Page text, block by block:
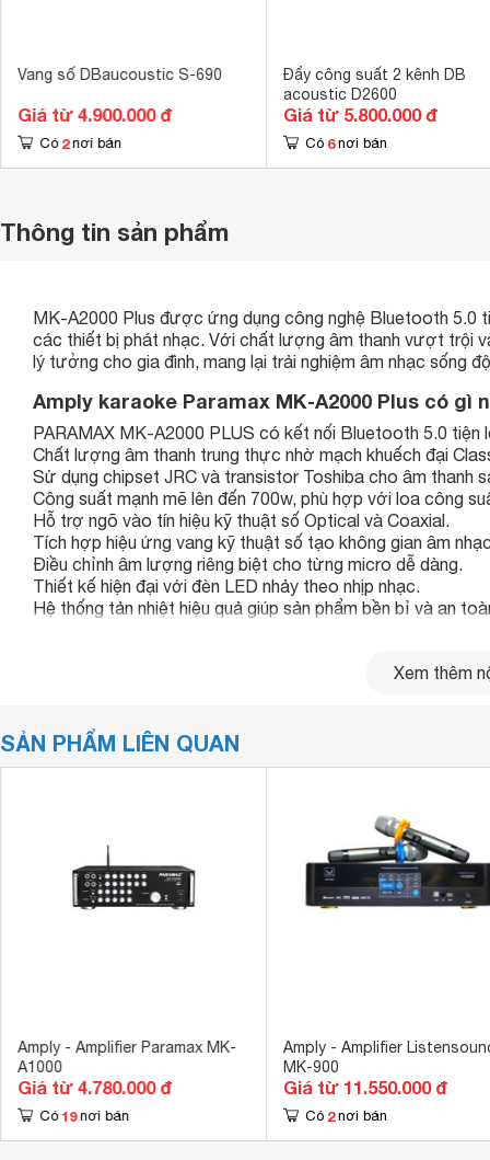
Vang số DBaucoustic S-690
Giá từ 4.900.000 đ
Có 2 nơi bán
Đẩy công suất 2 kênh DB
acoustic D2600
Giá từ 5.800.000 đ
Có 6 nơi bán
Thông tin sản phẩm
MK-A2000 Plus được ứng dụng công nghệ Bluetooth 5.0
các thiết bị phát nhạc. Với chất lượng âm thanh vượt trội
lý tưởng cho gia đình, mang lại trải nghiệm âm nhạc sống
Amply karaoke Paramax MK-A2000 Plus có gì
PARAMAX MK-A2000 PLUS có kết nối Bluetooth 5.0 tiện
Chất lượng âm thanh trung thực nhờ mạch khuếch đại
Sử dụng chipset JRC và transistor Toshiba cho âm thanh
Công suất mạnh mẽ lên đến 700w, phù hợp với loa công
Hỗ trợ ngõ vào tín hiệu kỹ thuật số Optical và Coaxial.
Tích hợp hiệu ứng vang kỹ thuật số tạo không gian âm
Điều chỉnh âm lượng riêng biệt cho từng micro dễ dàng.
Thiết kế hiện đại với đèn LED nhảy theo nhịp nhạc.
Hệ thống tản nhiệt hiệu quả giúp sản phẩm bền bỉ và an
Đánh giá chi tiết về amply karaoke Paramax
Tái hiện giọng hát trung thực, sạch tiếng
MK-A2000 PLUS sử dụng mạch khuếch đại Class AB
Xem thêm
SẢN PHẨM LIÊN QUAN
Amply - Amplifier Paramax MK-
A1000
Giá từ 4.780.000 đ
Có 19 nơi bán
Amply - Amplifier
MK-900
Giá từ 11.550.000 đ
Có 2 nơi bán